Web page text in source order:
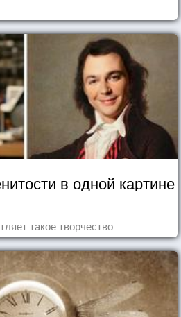
в одной картине
такое творчество